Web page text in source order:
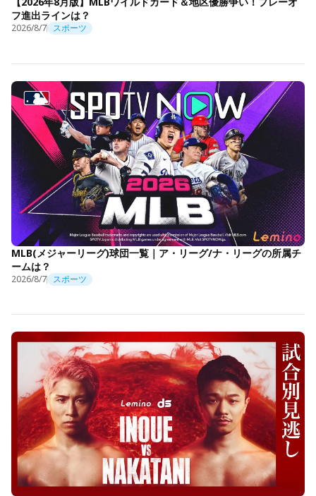
フ進出ラインは？
2026/8/7 スポーツ
MLB(メジャーリーグ)球団一覧｜ア・リーグ/ナ・リーグの所属チ
ームは？
2026/8/7 スポーツ